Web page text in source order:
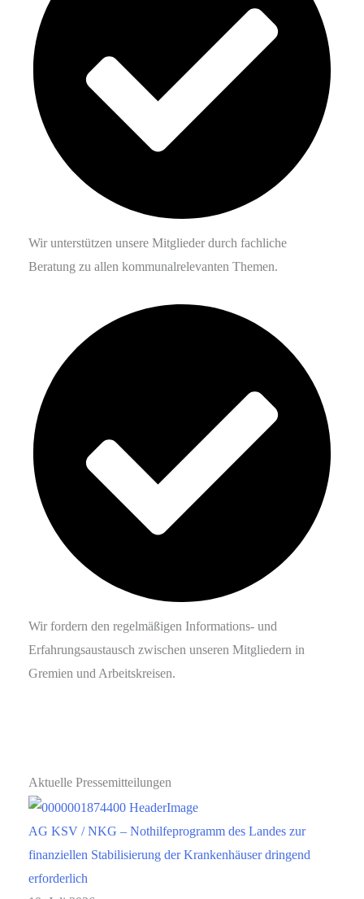
Wir unterstützen unsere Mitglieder durch fachliche
Beratung zu allen kommunalrelevanten Themen.
Wir fordern den regelmäßigen Informations- und
Erfahrungs­austausch zwischen unseren Mitgliedern in
Gremien und Arbeitskreisen.
Aktuelle Pressemitteilungen
AG KSV / NKG – Nothilfeprogramm des Landes zur
finanziellen Stabilisierung der Krankenhäuser dringend
erforderlich